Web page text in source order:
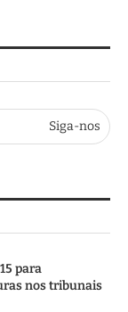
Siga-nos
para
nos tribunais